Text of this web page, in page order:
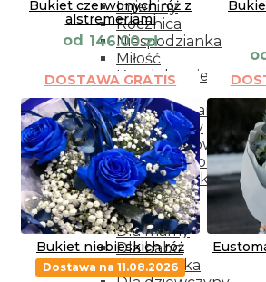
Imieniny
Rocznica
Niespodzianka
Miłość
Kondelencje
Podziękowania
Przeprosiny
Życzenia powrotu
Wianki dekoracyjne
Dodatki do kwiatów
Kwiaty
Dla bliskich
Dla mamy
Dla babci
Dla dziadka
Bukiet czerwonych róż z
alstremeriami
od 146.00zł
DOSTAWA GRATIS
od
Bukiet niebieskich róż
Dostawa na 11.08.2026